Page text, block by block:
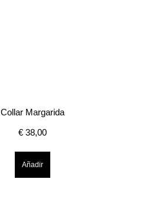
Collar Margarida
€38,00
Añadir